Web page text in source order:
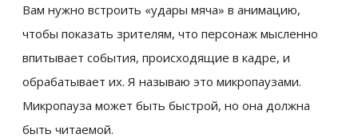
Вам нужно встроить «удары мяча» в анимацию,
чтобы показать зрителям, что персонаж мысленно
впитывает события, происходящие в кадре, и
обрабатывает их. Я называю это микропаузами.
Микропауза может быть быстрой, но она должна
быть читаемой.